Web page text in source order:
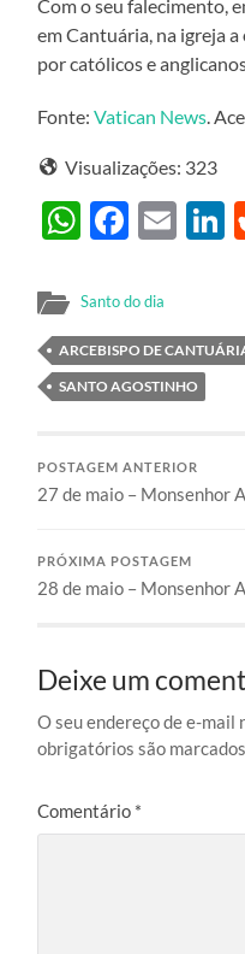
Com o seu falecimento,
em Cantuária, na igreja
por católicos e
Fonte:Vatican News.
Visualizações: 323
Santo do dia
ARCEBISPO DE
SANTO AGOSTINHO
POSTAGEM ANTERIOR
27 de maio – Monsenhor
PRÓXIMA POSTAGEM
28 de maio – Monsenhor
Deixe um
O seu endereço de e-mail
obrigatórios são
Comentário *